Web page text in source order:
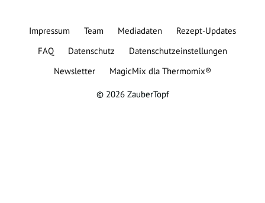
Impressum Team Mediadaten
Rezept-Updates
FAQ
Datenschutz
Datenschutzeinstellungen
Newsletter
MagicMix dla Thermomix®
© 2026 ZauberTopf